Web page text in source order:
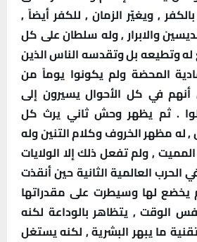
, ويغيّر الزمان , للكفر أيضاً ,
والابرار , وله سلطان على كل
وتطيعه بل وتقدسه الناس الذين
المحضة ولم يكونوا يوماً من
أنهم في كل الأحوال يسيرون إلى
. ثم يظهر وحش ثاني يرث كل
له مظهر الخروف وكلام التنين وله
, ولم تفعل ذلك إلا الولايات
الحرب العالمية الثانية حين أنقذت
يخضع لها وسيطرت على مقدراتها
الوقت , يتظاهر بالوداعة لكنه
ما يبهر البشرية , لكنه يستغل